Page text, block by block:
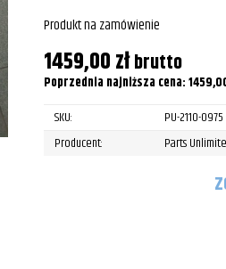
Produkt na zamówienie
1459,00złbrutto
Poprzednia najniższa cena:
SKU:
PU-2110-0975
Producent:
Parts